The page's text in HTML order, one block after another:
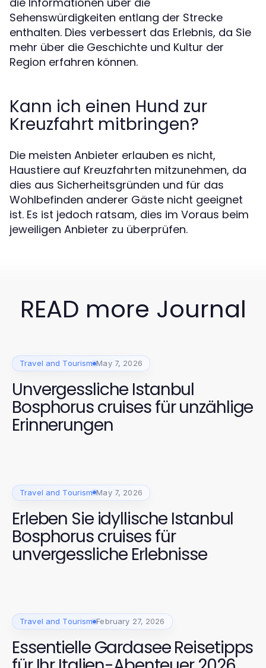
Sehenswürdigkeiten entlang der Strecke
enthalten. Dies verbessert das Erlebnis, da Sie
mehr über die Geschichte und Kultur der
Region erfahren können.
Kann ich einen Hund zur
Kreuzfahrt mitbringen?
Die meisten Anbieter erlauben es nicht,
Haustiere auf Kreuzfahrten mitzunehmen, da
dies aus Sicherheitsgründen und für das
Wohlbefinden anderer Gäste nicht geeignet
ist. Es ist jedoch ratsam, dies im Voraus beim
jeweiligen Anbieter zu überprüfen.
READ more Journal
Travel and Tourism May 7, 2026
Unvergessliche Istanbul
Bosphorus cruises für unzählige
Erinnerungen
Travel and Tourism May 7, 2026
Erleben Sie idyllische Istanbul
Bosphorus cruises für
unvergessliche Erlebnisse
Travel and Tourism February 27, 2026
Essentielle Gardasee Reisetipps